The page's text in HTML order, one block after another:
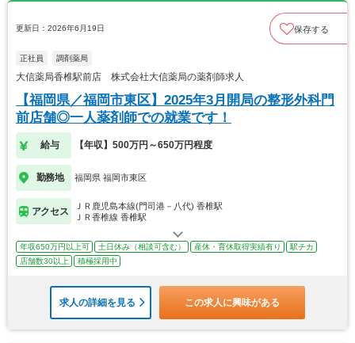
更新日：2026年6月19日 保存する
正社員 調剤薬局
大信薬局香椎駅前店 株式会社大信薬局の薬剤師求人
【福岡県／福岡市東区】2025年3月開局の整形外科門
前店舗◎一人薬剤師での就業です！
給与 【年収】500万円～650万円程度
勤務地 福岡県 福岡市東区
アクセス
ＪＲ鹿児島本線(門司港－八代) 香椎駅
ＪＲ香椎線 香椎駅
年収650万円以上可 土日休み（相談可含む） 産休・育休取得実績有り
駅チカ
店舗数30以上
積極採用中
求人の詳細を見る この求人に興味がある